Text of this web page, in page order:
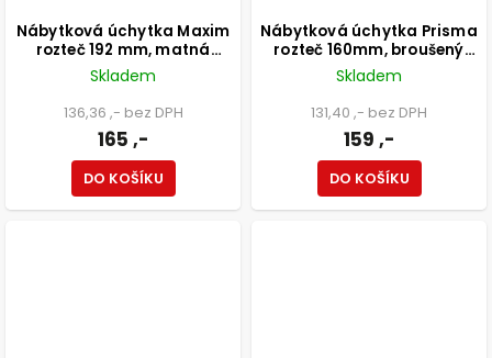
Nábytková úchytka Maxim
rozteč 192 mm, matná
černá
Skladem
136,36 ,- bez DPH
165 ,-
DO KOŠÍKU
Nábytková úchytka Prisma
rozteč 160mm, broušený
saténový nikl
Skladem
131,40 ,- bez DPH
159 ,-
DO KOŠÍKU